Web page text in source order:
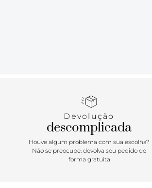
Devolução
descomplicada
Houve algum problema com sua escolha?
Não se preocupe: devolva seu pedido de
forma gratuita